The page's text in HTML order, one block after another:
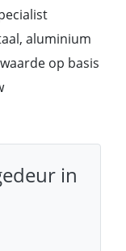
aluminium
op basis
in